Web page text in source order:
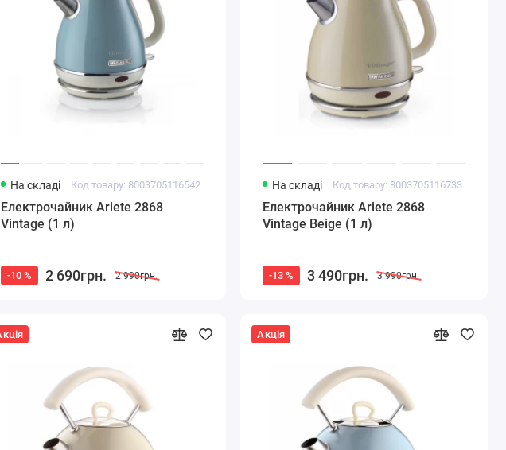
На складі Код товару: 8003705116542
Електрочайник Ariete 2868
Vintage (1 л)
-10 % 2 690грн. 2 990грн.
На складі Код товару: 8003705116733
Електрочайник Ariete 2868
Vintage Beige (1 л)
-13 % 3 490грн. 3 990грн.
Акція